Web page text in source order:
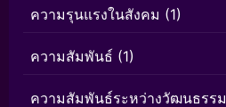
ความรุนแรงในสังคม (1)
ความสัมพันธ์ (1)
ความสัมพันธ์ระหว่างวัฒนธรรม